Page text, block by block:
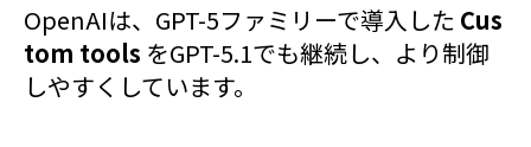
OpenAIは、GPT-5ファミリーで導入した Cus
tom tools をGPT-5.1でも継続し、より制御
しやすくしています。